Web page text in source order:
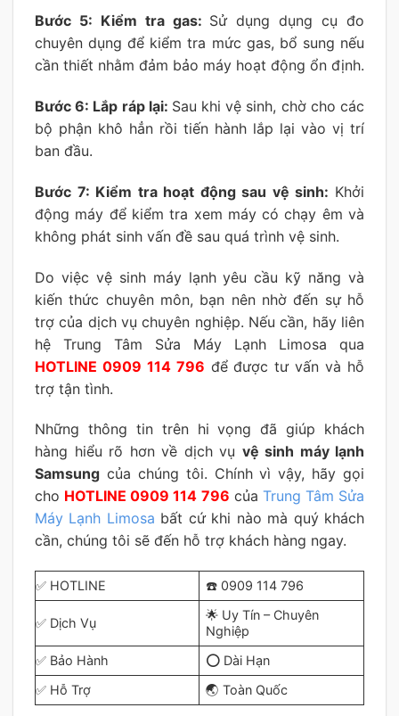
Bước 5: Kiểm tra gas: Sử dụng dụng cụ đo
chuyên dụng để kiểm tra mức gas, bổ sung nếu
cần thiết nhằm đảm bảo máy hoạt động ổn định.
Bước 6: Lắp ráp lại: Sau khi vệ sinh, chờ cho các
bộ phận khô hẳn rồi tiến hành lắp lại vào vị trí
ban đầu.
Bước 7: Kiểm tra hoạt động sau vệ sinh: Khởi
động máy để kiểm tra xem máy có chạy êm và
không phát sinh vấn đề sau quá trình vệ sinh.
Do việc vệ sinh máy lạnh yêu cầu kỹ năng và
kiến thức chuyên môn, bạn nên nhờ đến sự hỗ
trợ của dịch vụ chuyên nghiệp. Nếu cần, hãy liên
hệ Trung Tâm Sửa Máy Lạnh Limosa qua
HOTLINE 0909 114 796 để được tư vấn và hỗ
trợ tận tình.
Những thông tin trên hi vọng đã giúp khách
hàng hiểu rõ hơn về dịch vụ vệ sinh máy lạnh
Samsung của chúng tôi. Chính vì vậy, hãy gọi
cho HOTLINE 0909 114 796 của Trung Tâm Sửa
Máy Lạnh Limosa bất cứ khi nào mà quý khách
cần, chúng tôi sẽ đến hỗ trợ khách hàng ngay.
✅ HOTLINE ☎️ 0909 114 796
✅ Dịch Vụ
🌟 Uy Tín – Chuyên
Nghiệp
✅ Bảo Hành
⭕ Dài Hạn
✅ Hỗ Trợ
🌏 Toàn Quốc